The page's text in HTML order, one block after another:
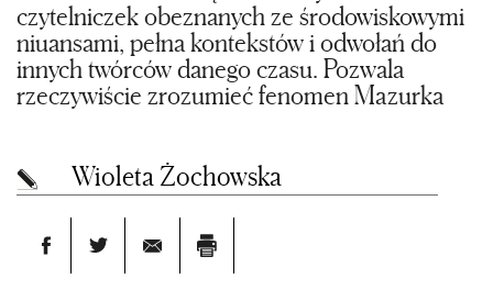
czytelniczek obeznanych ze środowiskowymi
niuansami, pełna kontekstów i odwołań do
innych twórców danego czasu. Pozwala
rzeczywiście zrozumieć fenomen Mazurka
Wioleta Żochowska